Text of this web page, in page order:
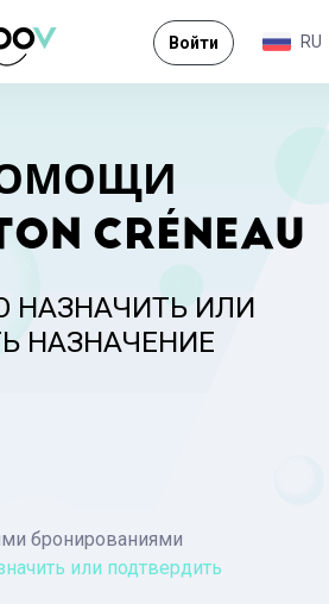
Войти RU
CRÉNEAU
НАЗНАЧИТЬ ИЛИ
НАЗНАЧЕНИЕ
бронированиями
или подтвердить